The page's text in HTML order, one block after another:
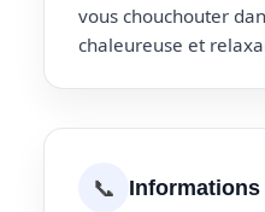
vous chouchouter
chaleureuse et
📞